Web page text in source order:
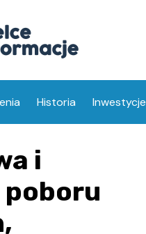
Historia Inwestycje
i